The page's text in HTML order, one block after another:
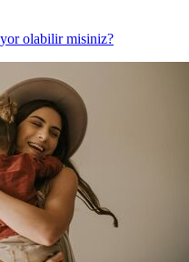
olabilir misiniz?